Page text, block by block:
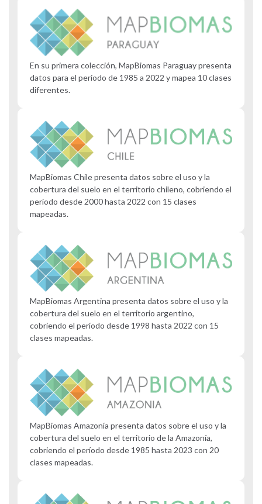
En su primera colección, MapBiomas Paraguay presenta
datos para el período de 1985 a 2022 y mapea 10 clases
diferentes.
MapBiomas Chile presenta datos sobre el uso y la
cobertura del suelo en el territorio chileno, cobriendo el
período desde 2000 hasta 2022 con 15 clases
mapeadas.
MapBiomas Argentina presenta datos sobre el uso y la
cobertura del suelo en el territorio argentino,
cobriendo el período desde 1998 hasta 2022 con 15
clases mapeadas.
MapBiomas Amazonía presenta datos sobre el uso y la
cobertura del suelo en el territorio de la Amazonía,
cobriendo el período desde 1985 hasta 2023 con 20
clases mapeadas.